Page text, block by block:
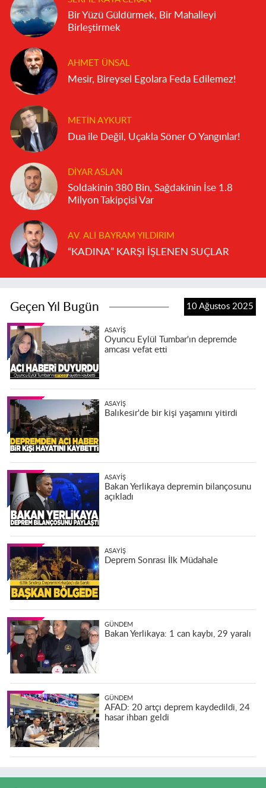
Bir Yüzü Güldürmek, Bir Mahalleyi
Birleştirmek
AHMET ÜNSAL
Mesir, Bireysel Egolara Feda Edilemez!
METIN AYKURT
Dua ile Değil, Uçakla Söner O Yangınlar!
DIYAR ASLAN
Soldakinin 380 Bin, Sağdakinin İse 1.8
Milyon Takipçisi Var
AV. ALI BAYRAM YILDIRIM
“KADINA” KARŞI İŞLENEN SUÇLAR
Geçen Yıl Bugün 10 Ağustos 2025
ASAYIŞ
Oyuncu Eylül Tumbar'ın depremde
amcası vefat etti
ASAYIŞ
Balıkesir'de bir kişi yaşamını yitirdi
ASAYIŞ
Bakan Yerlikaya depremin bilançosunu
açıkladı
ASAYIŞ
Deprem Sonrası İlk Müdahale
GÜNDEM
Bakan Yerlikaya: 1 can kaybı, 29 yaralı
GÜNDEM
AFAD: 20 artçı deprem kaydedildi, 24
hasar ihbarı geldi